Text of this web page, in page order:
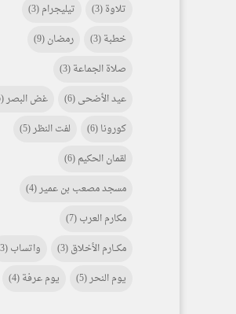
تلاوة(3) تيليجرام(3)
خطبة(3) رمضان(9)
صلاة الجماعة(3)
عيد الأضحى(6) غض البصر(5)
كورونا(6) لفت النظر(5)
لقمان الحكيم(6)
مسجد مصعب بن عمير(4)
مكارم العرب(7)
مكـــارم الأخلاق(3) واتساب(3)
يوم النحر(5) يوم عرفة(4)